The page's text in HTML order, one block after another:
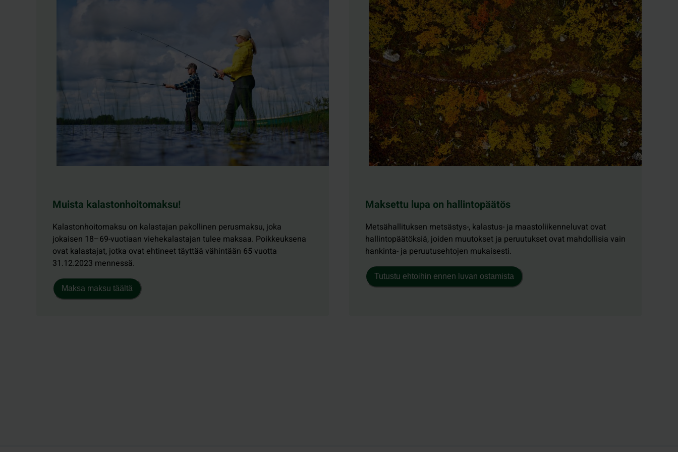
Muista kalastonhoitomaksu!
Kalastonhoitomaksu on kalastajan pakollinen perusmaksu, joka
jokaisen 18–69-vuotiaan viehekalastajan tulee maksaa. Poikkeuksena
ovat kalastajat, jotka ovat ehtineet täyttää vähintään 65 vuotta
31.12.2023 mennessä.
Maksa maksu täältä
Maksettu lupa on hallintopäätös
Metsähallituksen metsästys-, kalastus- ja maastoliikenneluvat ovat
hallintopäätöksiä, joiden muutokset ja peruutukset ovat mahdollisia vain
hankinta- ja peruutusehtojen mukaisesti.
Tutustu ehtoihin ennen luvan ostamista